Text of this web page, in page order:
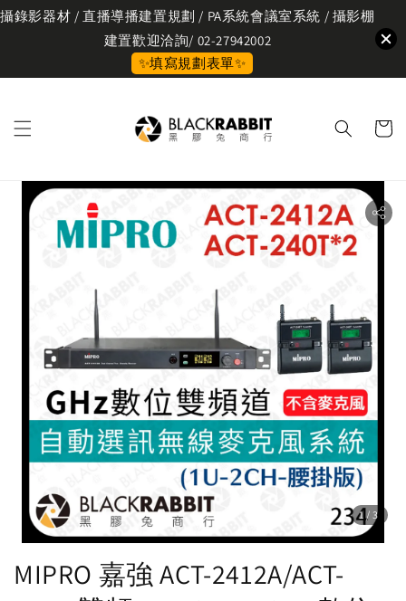
攝錄影器材 / 直播導播建置規劃 / PA系統會議室系統 / 攝影棚
建置歡迎洽詢/ 02-27942002
✨填寫規劃表單✨
1 /3
MIPRO 嘉強 ACT-2412A/ACT-